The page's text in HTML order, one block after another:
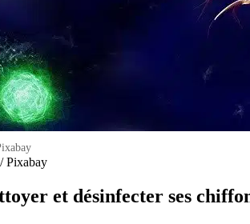
Pixabay
et désinfecter ses